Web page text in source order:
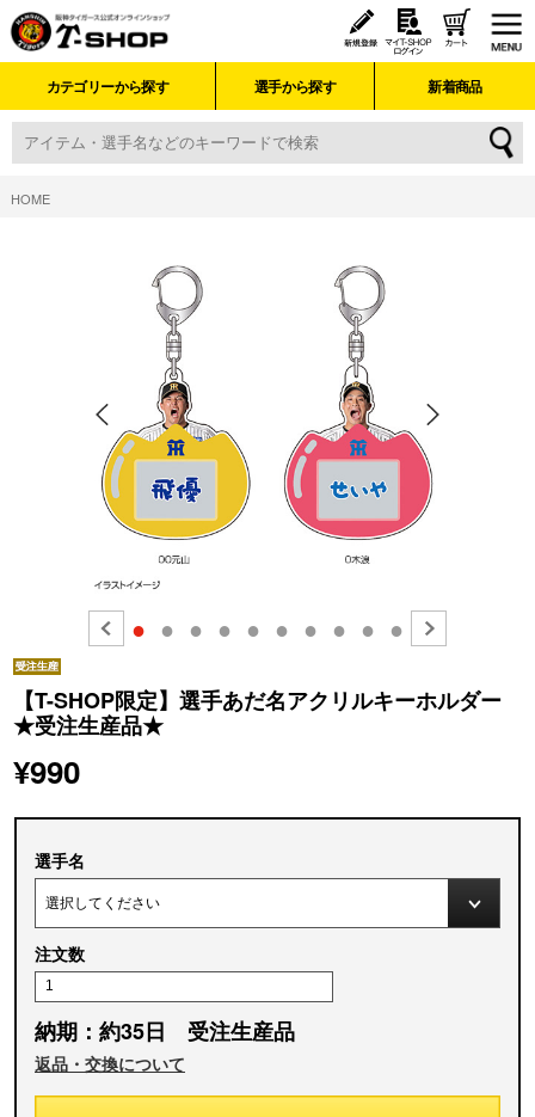
カテゴリーから探す 選手から探す 新着商品
HOME
● ● ● ● ● ● ● ● ● ●
【T-SHOP限定】選手あだ名アクリルキーホルダー
★受注生産品★
¥990
選手名
注文数
納期：約35日 受注生産品
返品・交換について